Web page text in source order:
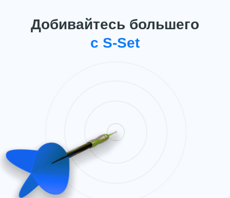
Добивайтесь большего
с S-Set